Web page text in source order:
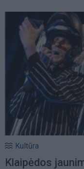
Kultūra
Klaipėdos